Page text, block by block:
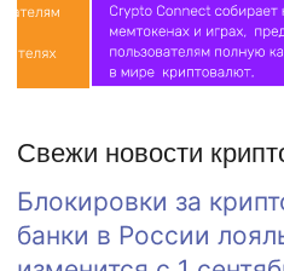
Свежи новости
Блокировки за
банки в России